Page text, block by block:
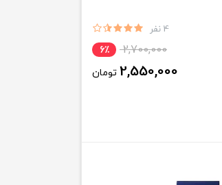
4 نفر
2,700,000 6٪
2,550,000 تومان